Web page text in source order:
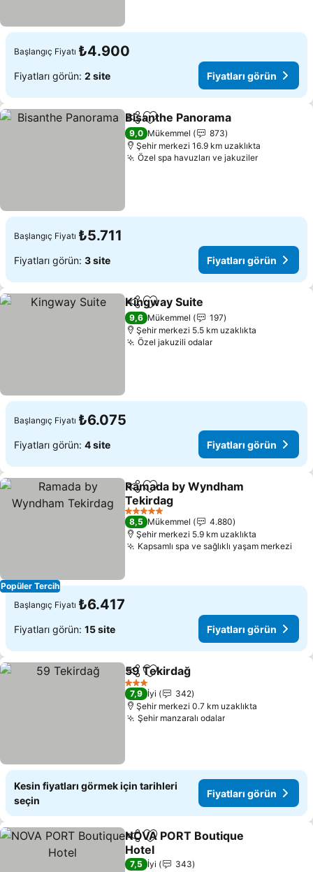
Başlangıç Fiyatı ₺4.900
Fiyatları görün: 2 site Fiyatları görün
PaylaşFavorilerime ekle
Bisanthe Panorama
9,0 Mükemmel
873
Şehir merkezi 16.9 km uzaklıkta
Özel spa havuzları ve jakuzilerFiyatları
Başlangıç Fiyatı ₺5.711
Fiyatları görün: 3 site Fiyatları görün
PaylaşFavorilerime ekle
Kingway Suite
9,6 Mükemmel
197
Şehir merkezi 5.5 km uzaklıkta
Özel jakuzili odalarFiyatları görün
Başlangıç Fiyatı ₺6.075
Fiyatları görün: 4 site Fiyatları görün
Popüler Tercih
PaylaşFavorilerime ekle
Ramada by Wyndham
Tekirdag
Fiyatları görün
5 Yıldız
8,5 Mükemmel
4.880
Şehir merkezi 5.9 km uzaklıkta
Kapsamlı spa ve sağlıklı yaşam merkezi
Başlangıç Fiyatı ₺6.417
Fiyatları görün: 15 site Fiyatları görün
PaylaşFavorilerime ekle
59 Tekirdağ
3 Yıldız
7,9 İyi
342
Şehir merkezi 0.7 km uzaklıkta
Şehir manzaralı odalarFiyatları görün
Kesin fiyatları görmek için tarihleri
seçin
Fiyatları görün
PaylaşFavorilerime ekle
NOVA PORT Boutique
Hotel
Fiyatları görün
7,5 İyi
343